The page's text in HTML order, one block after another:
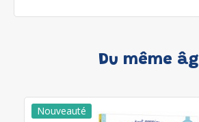
Du même